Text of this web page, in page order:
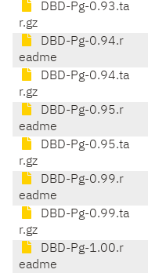
DBD-Pg-0.93.ta
r.gz
DBD-Pg-0.94.r
eadme
DBD-Pg-0.94.ta
r.gz
DBD-Pg-0.95.r
eadme
DBD-Pg-0.95.ta
r.gz
DBD-Pg-0.99.r
eadme
DBD-Pg-0.99.ta
r.gz
DBD-Pg-1.00.r
eadme